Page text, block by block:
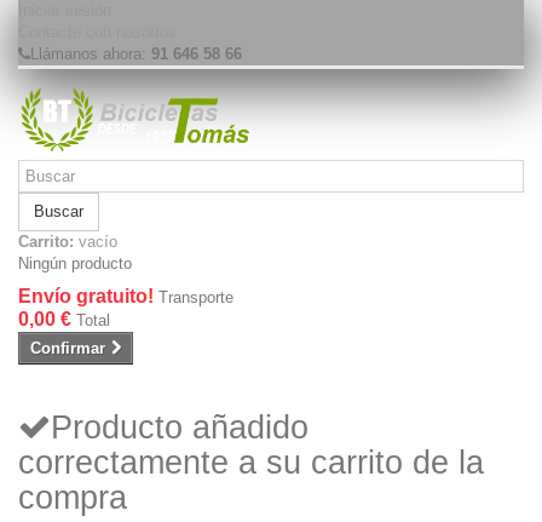
Llámanos ahora: 91 646 58 66
Buscar
Carrito: vacío
Ningún producto
Envío gratuito! Transporte
0,00 € Total
Confirmar
Producto añadido
correctamente a su carrito de la
compra